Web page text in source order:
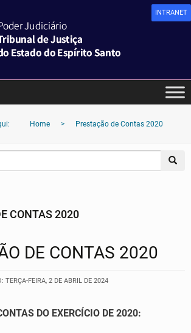
INTRANET
Home > Prestação de Contas 2020
CONTAS 2020
DE CONTAS 2020
TERÇA-FEIRA, 2 DE ABRIL DE 2024
DO EXERCÍCIO DE 2020: